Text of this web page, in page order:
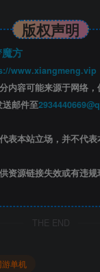
版权声明
方
www.xiangmeng.vip
内容可能来源于网络
邮件至
表本站立场，并不代
资源链接失效或有违
THE END
游单机